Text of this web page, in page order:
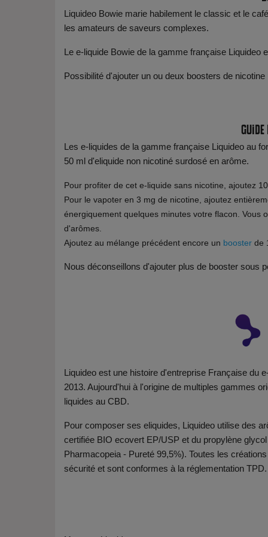
Liquideo Bowie marie habilement le classic et le
les amateurs de saveurs complexes.
Le e-liquide Bowie de la gamme française
Possibilité d'ajouter un ou deux boosters de
Les e-liquides de la gamme française Liquideo au
50 ml d'eliquide non nicotiné surdosé en arôme.
Pour profiter de cet e-liquide sans nicotine, ajoutez
Pour le vapoter en 3 mg de nicotine, ajoutez
énergiquement quelques minutes votre flacon. Vous
d'arômes.
Ajoutez au mélange précédent encore un booster de
Nous déconseillons d'ajouter plus de booster sous
Liquideo est une histoire d'entreprise Française du
2013. Aujourd'hui à l'origine de multiples gammes
liquides au CBD.
Pour composer ses eliquides, Liquideo utilise des
certifiée BIO ecovert EP/USP et du propylène
Pharmacopeia - Pureté 99,5%). Toutes les
sécurité et sont conformes à la réglementation TPD.